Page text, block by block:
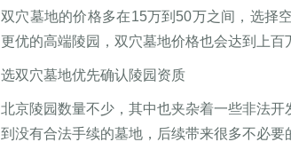
双穴墓地的价格多在15万到50万之间，选择
更优的高端陵园，双穴墓地价格也会达到上百
选双穴墓地优先确认陵园资质
北京陵园数量不少，其中也夹杂着一些非法
到没有合法手续的墓地，后续带来很多不必